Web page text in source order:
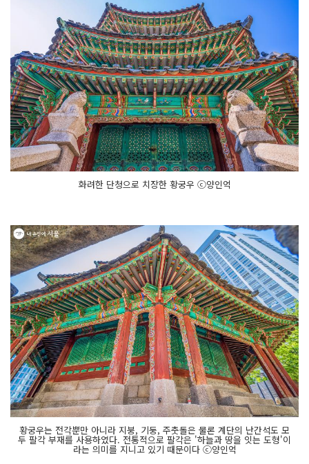
화려한 단청으로 치장한 황궁우 ⓒ양인억
황궁우는 전각뿐만 아니라 지붕, 기둥, 주춧돌은 물론 계단의 난간석도 모
두 팔각 부재를 사용하였다. 전통적으로 팔각은 '하늘과 땅을 잇는 도형'이
라는 의미를 지니고 있기 때문이다 ⓒ양인억